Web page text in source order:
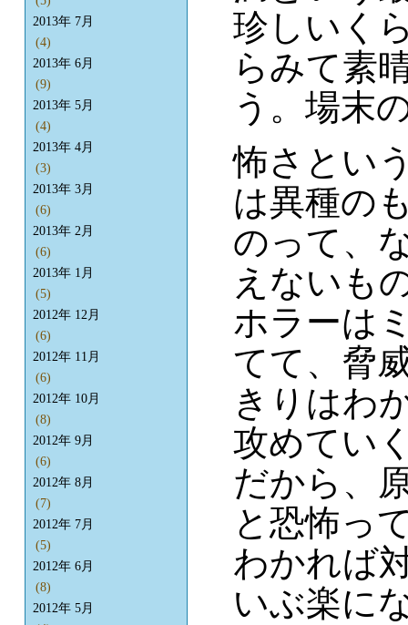
珍しいく
らみて素
う。場末
怖さとい
は異種の
のって、
えないも
ホラーは
てて、脅
きりはわ
攻めてい
だから、
と恐怖っ
わかれば
いぶ楽に
2013年 7月
(4)
2013年 6月
(9)
2013年 5月
(4)
2013年 4月
(3)
2013年 3月
(6)
2013年 2月
(6)
2013年 1月
(5)
2012年 12月
(6)
2012年 11月
(6)
2012年 10月
(8)
2012年 9月
(6)
2012年 8月
(7)
2012年 7月
(5)
2012年 6月
(8)
2012年 5月